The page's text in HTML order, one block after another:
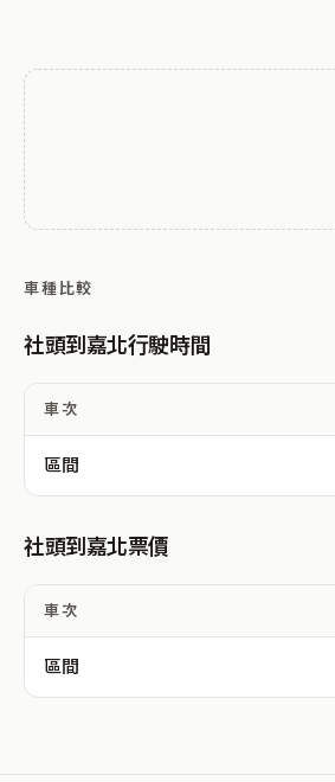
車種比較
社頭到嘉北行駛時間
車次
區間
社頭到嘉北票價
車次
區間